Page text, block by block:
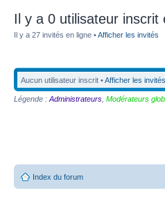
Il y a 0 utilisateur inscrit
Il y a 27 invités en ligne •Afficher les invités
Aucun utilisateur inscrit •Afficher les invités
Légende : Administrateurs Modérateurs
Index du forum